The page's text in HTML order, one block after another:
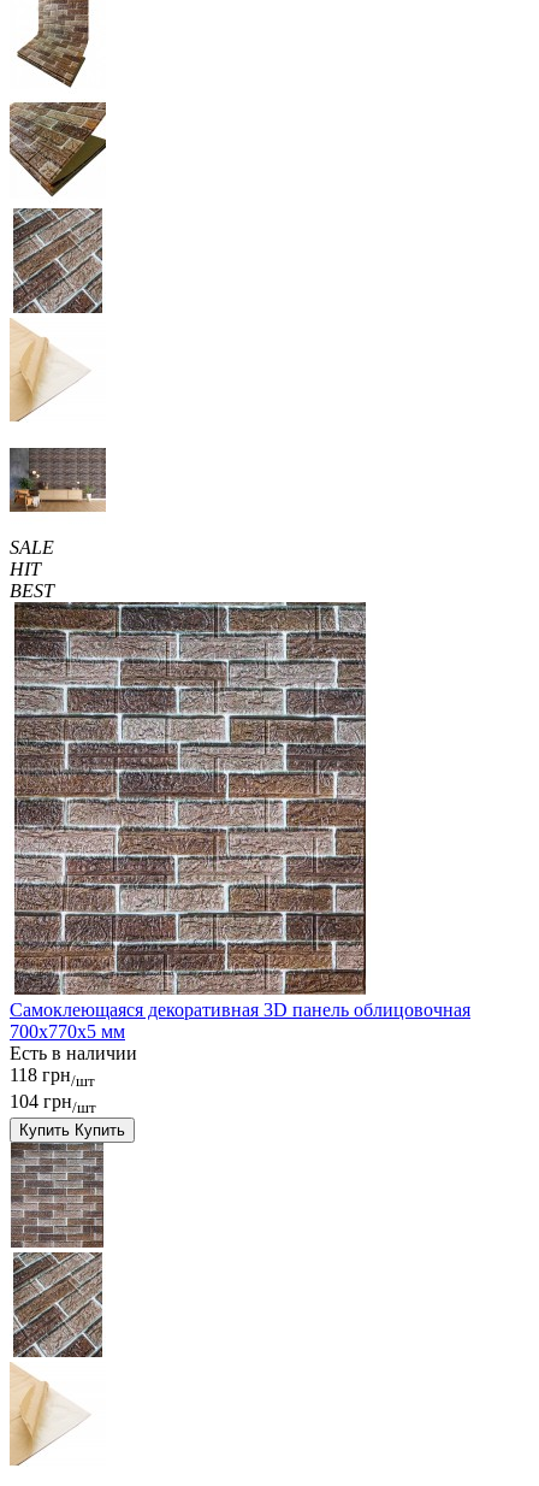
SALE
HIT
BEST
Самоклеющаяся декоративная 3D панель облицовочная
700x770x5 мм
Есть в наличии
118 грн/шт
104 грн/шт
Купить Купить